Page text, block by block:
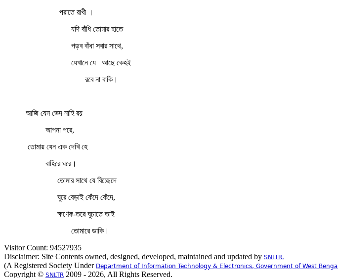
পরাতে রাখী ।
যদি বাঁধি তোমার হাতে
পড়ব বাঁধা সবার সাথে,
যেখানে যে
আছে কেহই
রবে না বাকি।
আজি যেন ভেদ নাহি রয়
আপনা পরে,
তোমায় যেন এক দেখি হে
বাহিরে ঘরে।
তোমার সাথে যে বিচ্ছেদে
ঘুরে বেড়াই কেঁদে কেঁদে,
ক্ষণেক-তরে ঘুচাতে তাই
তোমারে ডাকি।
Visitor Count: 94527935
Disclaimer: Site Contents owned, designed, developed, maintained and updated by SNLTR.
(A Registered Society Under Department of Information Technology & Electronics, Government of West Bengal
Copyright © SNLTR 2009 - 2026, All Rights Reserved.